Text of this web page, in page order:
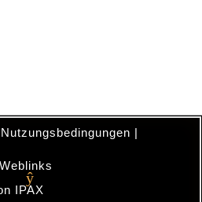
Nutzungsbedingungen |
Weblinks
IPAX